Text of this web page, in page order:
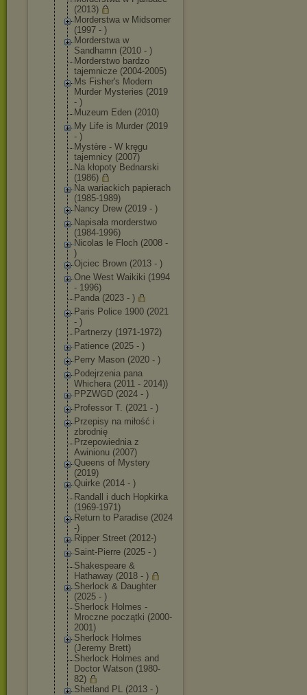
(2013)
Morderstwa w Midsomer
(1997 - )
Morderstwa w
Sandhamn (2010 - )
Morderstwo bardzo
tajemnicze (2004-2005)
Ms Fisher's Modern
Murder Mysteries (2019
- )
Muzeum Eden (2010)
My Life is Murder (2019
- )
Mystère - W kręgu
tajemnicy (2007)
Na kłopoty Bednarski
(1986)
Na wariackich papierach
(1985-1989)
Nancy Drew (2019 - )
Napisała morderstwo
(1984-1996)
Nicolas le Floch (2008 -
)
Ojciec Brown (2013 - )
One West Waikiki (1994
- 1996)
Panda (2023 - )
Paris Police 1900 (2021
- )
Partnerzy (1971-1972)
Patience (2025 - )
Perry Mason (2020 - )
Podejrzenia pana
Whichera (2011 - 2014))
PPZWGD (2024 - )
Professor T. (2021 - )
Przepisy na miłość i
zbrodnię
Przepowiednia z
Awinionu (2007)
Queens of Mystery
(2019)
Quirke (2014 - )
Randall i duch Hopkirka
(1969-1971)
Return to Paradise (2024
-)
Ripper Street (2012-)
Saint-Pierre (2025 - )
Shakespeare &
Hathaway (2018 - )
Sherlock & Daughter
(2025 - )
Sherlock Holmes -
Mroczne początki (2000-
2001)
Sherlock Holmes
(Jeremy Brett)
Sherlock Holmes and
Doctor Watson (1980-
82)
Shetland PL (2013 - )